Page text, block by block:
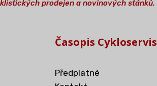
prodejen a novinových stánků.
Časopis Cykloservis
Předplatné